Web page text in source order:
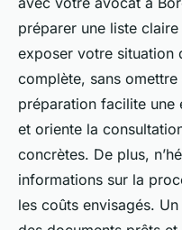
préparer une liste
exposer votre situation
complète, sans
préparation facilite une
et oriente la
concrètes. De plus,
informations sur la
les coûts envisagés.